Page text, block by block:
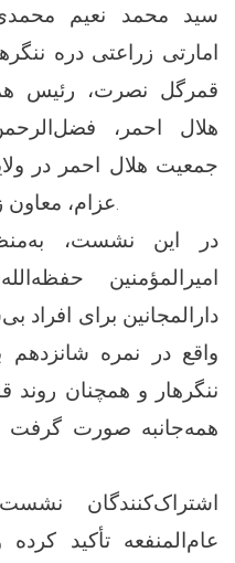
سید محمد نعیم
امارتی زراعتی دره
قمرگل نصرت، رئیس
هلال احمر،
جمعیت هلال احمر در
در این نشست،
امیرالمؤمنین
دارالمجانین برای
واقع در نمره شانزدهم
ننگرهار و همچنان روند
همه‌جانبه صورت گرفت
اشتراک‌کنندگان
عام‌المنفعه تأکید